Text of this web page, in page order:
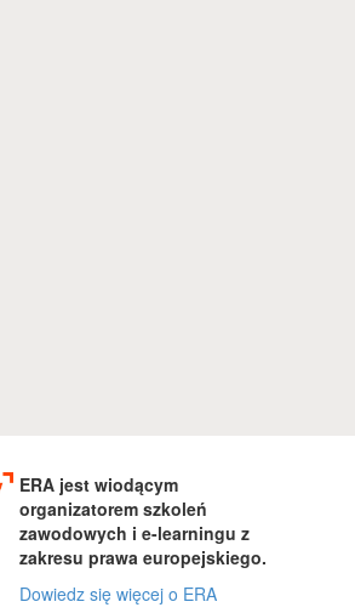
ERA jest wiodącym
organizatorem szkoleń
zawodowych i e-learningu z
zakresu prawa europejskiego.
Dowiedz się więcej o ERA